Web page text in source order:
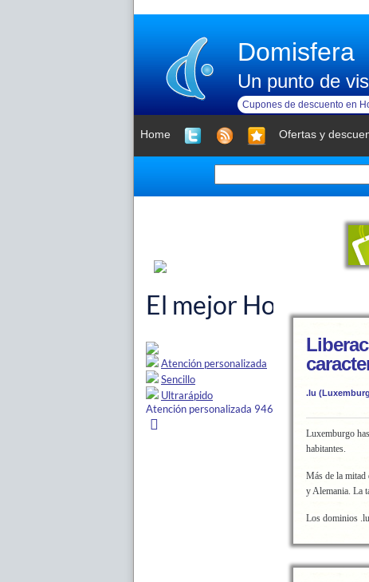
Domisfera
Un punto de
Cupones de descuento en
Home Ofertas y
.lu
Luxemburgo has
habitantes.
Más de la mitad
y Alemania. La
Los dominios